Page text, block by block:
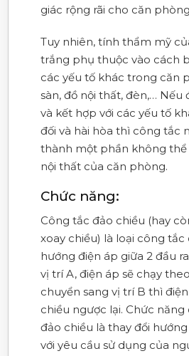
giác rộng rãi cho căn
Tuy nhiên, tính thẩm mỹ
trắng phụ thuộc vào cách
các yếu tố khác trong căn
sàn, đồ nội thất, đèn,… Nếu
và kết hợp với các yếu tố
đối và hài hòa thì công tắc
thành một phần không
nội thất của căn phòng.
Chức năng:
Công tắc đảo chiều (hay
xoay chiều) là loại công tắc
hướng điện áp giữa 2 đầu
vị trí A, điện áp sẽ chạy
chuyển sang vị trí B thì
chiều ngược lại. Chức
đảo chiều là thay đổi
với yêu cầu sử dụng của